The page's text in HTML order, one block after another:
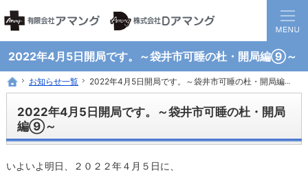
2022年4月5日開局です。～袋井市可睡の杜・開局編⑨～
静岡県西部地方の地域医療を担う調剤保険薬局グループです。
患者様と医療機関の間に入り、地域全体の健康に貢献する薬局を目指して
ホーム
お知らせ一覧 2022年4月5日開局です。～袋井市可睡の杜・開局編⑨～
2022年4月5日開局です。～袋井市可睡の杜・開局
編⑨～
いよいよ明日、２０２２年４月５日に、
ホーム
お知らせ一覧 2022年4月5日開局です。～袋井市可睡の杜・開局編⑨～